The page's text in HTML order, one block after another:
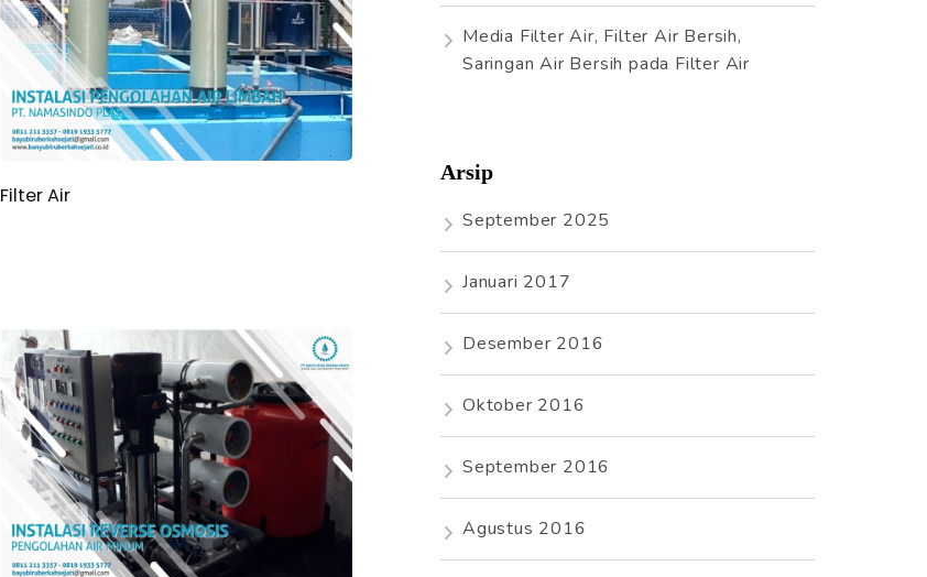
Filter Air
Media Filter Air, Filter Air Bersih,
Saringan Air Bersih pada Filter Air
Arsip
September 2025
Januari 2017
Desember 2016
Oktober 2016
September 2016
Agustus 2016